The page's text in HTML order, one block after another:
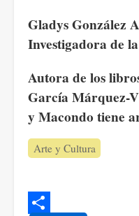
Gladys González
Investigadora de
Autora de los
García Márquez-
y Macondo tiene
Arte y Cultura